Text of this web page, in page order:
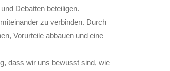
Debatten beteiligen.
zu verbinden. Durch
Vorurteile abbauen und eine
dass wir uns bewusst sind, wie